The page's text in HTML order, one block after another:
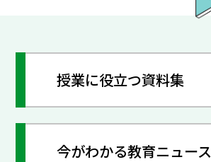
授業に役立つ資料集
今がわかる教育ニュース